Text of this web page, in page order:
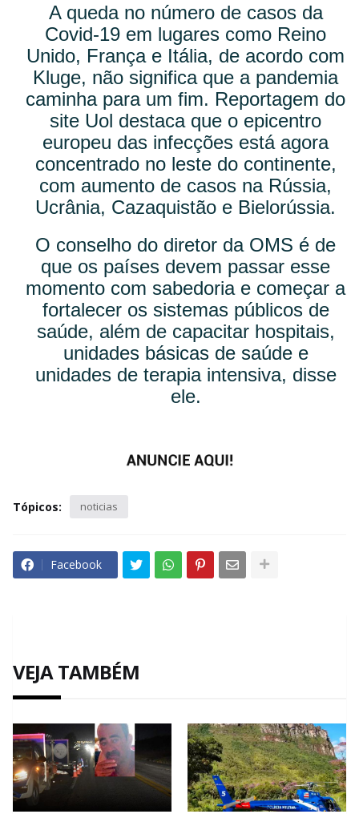
A queda no número de casos da
Covid-19 em lugares como Reino
Unido, França e Itália, de acordo com
Kluge, não significa que a pandemia
caminha para um fim. Reportagem do
site Uol destaca que o epicentro
europeu das infecções está agora
concentrado no leste do continente,
com aumento de casos na Rússia,
Ucrânia, Cazaquistão e Bielorússia.
O conselho do diretor da OMS é de
que os países devem passar esse
momento com sabedoria e começar a
fortalecer os sistemas públicos de
saúde, além de capacitar hospitais,
unidades básicas de saúde e
unidades de terapia intensiva, disse
ele.
Tópicos: noticias
Facebook
VEJA TAMBÉM